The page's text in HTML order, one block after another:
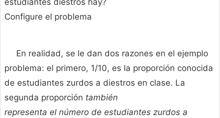
estudiantes diestros hay?
Configure el problema
En realidad, se le dan dos razones en el ejemplo
problema: el primero, 1/10, es la proporción conocida
de estudiantes zurdos a diestros en clase. La
segunda proporción también
representa el número de estudiantes zurdos a